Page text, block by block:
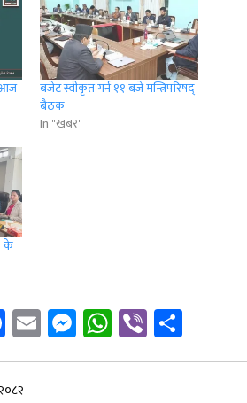
आज
बजेट स्वीकृत गर्न ११ बजे मन्त्रिपरिषद्
बैठक
In "खबर"
के
Facebook
EmailMessenger
WhatsApp
Viber